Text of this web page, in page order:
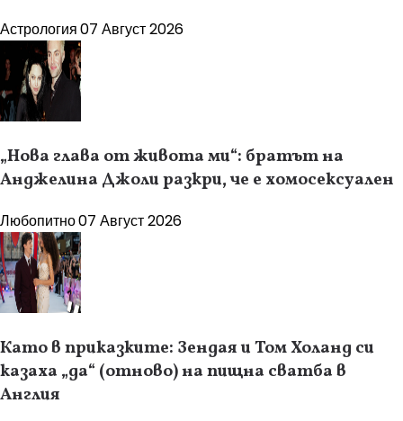
Астрология07 Август 2026
„Нова глава от живота ми“: братът на
Анджелина Джоли разкри, че е хомосексуален
Любопитно07 Август 2026
Като в приказките: Зендая и Том Холанд си
казаха „да“ (отново) на пищна сватба в
Англия